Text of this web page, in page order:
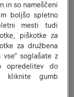
stroj
in so nameščeni
boljšo spletno
mesti tudi
piškotke za
za družbena
vse" soglašate z
opredelitev do
kliknite gumb